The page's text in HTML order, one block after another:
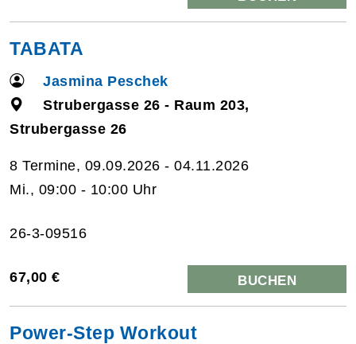
TABATA
Jasmina Peschek
Strubergasse 26 - Raum 203,
Strubergasse 26
8 Termine, 09.09.2026 - 04.11.2026
Mi., 09:00 - 10:00 Uhr
26-3-09516
67,00 € BUCHEN
Power-Step Workout